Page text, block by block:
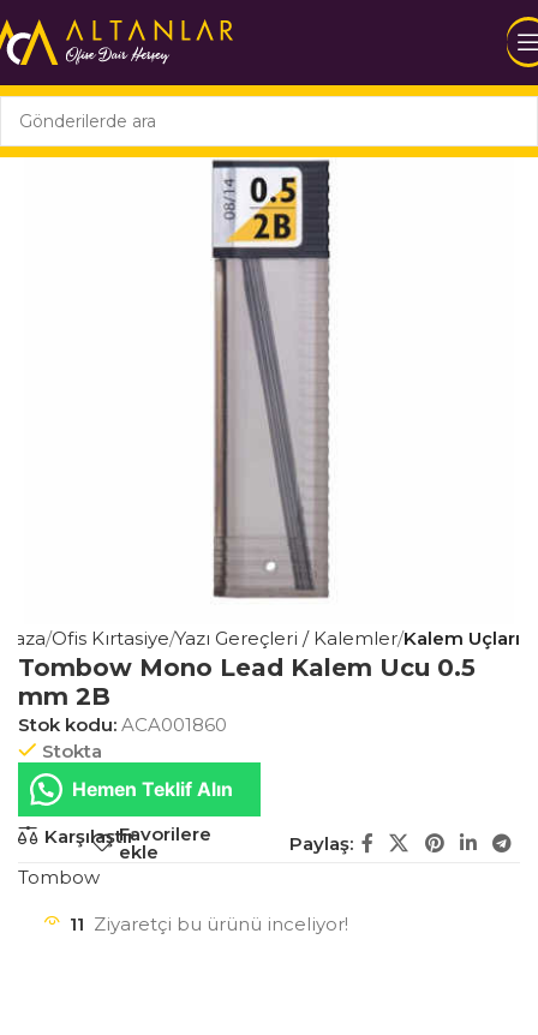
Ofis Kırtasiye Yazı Gereçleri / Kalemler Kalem Uçları
Tombow Mono Lead Kalem Ucu 0.5
mm 2B
Stok kodu: ACA001860
Stokta
Hemen Teklif Alın
KarşılaştırFavorilere
ekle
Paylaş:
Tombow
11 Ziyaretçi bu ürünü inceliyor!